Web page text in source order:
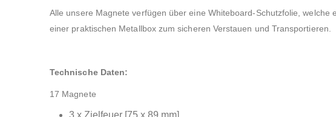
Alle unsere Magnete verfügen über eine Whiteboard-Schutzfolie,
einer praktischen Metallbox zum sicheren Verstauen und Transportieren.
Technische Daten:
17 Magnete
3 x Zielfeuer [75 x 89 mm]